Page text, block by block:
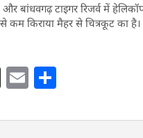
और बांधवगढ़ टाइगर रिजर्व में
किराया मैहर से चित्रकूट का है।
X E
ai ar